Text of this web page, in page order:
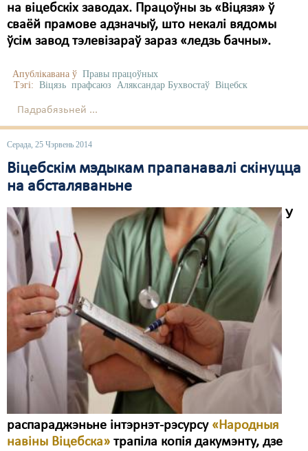
на віцебскіх заводах. Працоўны зь «Віцязя» ў
сваёй прамове адзначыў, што некалі вядомы
ўсім завод тэлевізараў зараз «ледзь бачны».
Апублікавана ў Правы працоўных
Тэгі: Віцязь прафсаюз Аляксандар Бухвостаў Віцебск
Падрабязьней ...
Серада, 25 Чэрвень 2014
Віцебскім мэдыкам прапанавалі скінуцца
на абсталяваньне
У
распараджэньне інтэрнэт-рэсурсу «Народныя
навіны Віцебска» трапіла копія дакумэнту, дзе